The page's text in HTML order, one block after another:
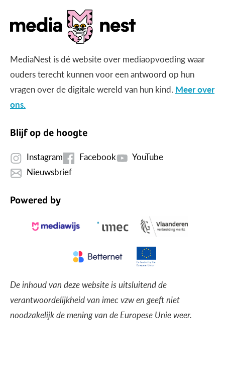
MediaNest is dé website over mediaopvoeding waar
ouders terecht kunnen voor een antwoord op hun
vragen over de digitale wereld van hun kind. Meer over
ons.
Blijf op de hoogte
Instagram Facebook
YouTube
Nieuwsbrief
Powered by
De inhoud van deze website is uitsluitend de
verantwoordelijkheid van imec vzw en geeft niet
noodzakelijk de mening van de Europese Unie weer.